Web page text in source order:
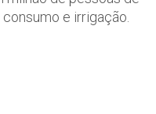
e irrigação.